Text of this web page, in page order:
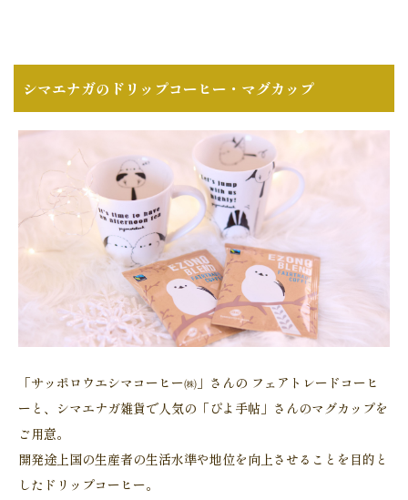
シマエナガのドリップコーヒー・マグカップ
「サッポロウエシマコーヒー㈱」さんの フェアトレードコーヒ
ーと、シマエナガ雑貨で人気の「ぴよ手帖」さんのマグカップを
ご用意。
開発途上国の生産者の生活水準や地位を向上させることを目的と
したドリップコーヒー。